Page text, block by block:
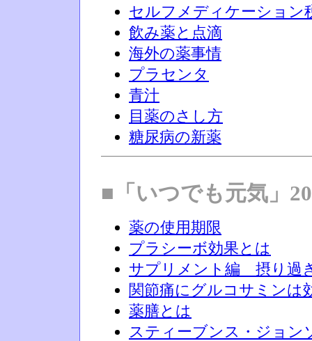
セルフメディケーション
飲み薬と点滴
海外の薬事情
プラセンタ
青汁
目薬のさし方
糖尿病の新薬
■「いつでも元気」
薬の使用期限
プラシーボ効果とは
サプリメント編 摂り過
関節痛にグルコサミンは
薬膳とは
スティーブンス・ジョン